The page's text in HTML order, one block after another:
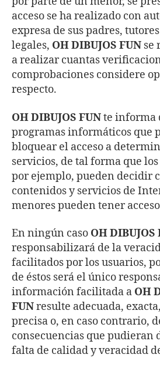
acceso se ha realizado con
expresa de sus padres,
legales, OH DIBUJOS FUN se
a realizar cuantas
comprobaciones considere
respecto.
OH DIBUJOS FUNte informa
programas informáticos que
bloquear el acceso a
servicios, de tal forma que
por ejemplo, pueden decidir
contenidos y servicios de
menores pueden tener
En ningún caso OH DIBUJOS
responsabilizará de la
facilitados por los usuarios,
de éstos será el único
información facilitada a OH
FUNresulte adecuada,
precisa o, en caso contrario,
consecuencias que pudieran
falta de calidad y veracidad